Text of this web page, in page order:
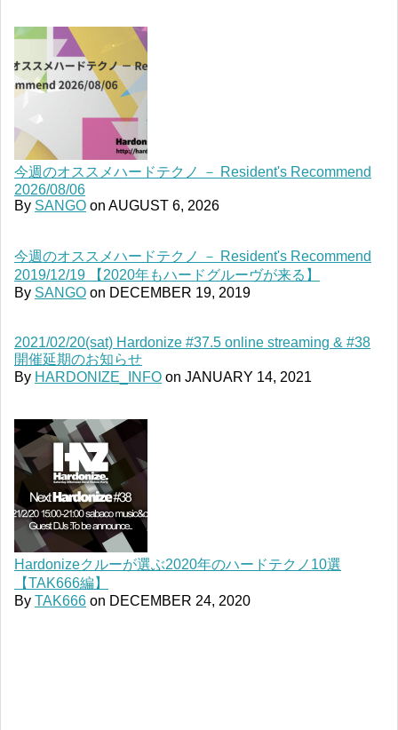
今週のオススメハードテクノ － Resident's Recommend
2026/08/06
By SANGO on AUGUST 6, 2026
今週のオススメハードテクノ － Resident's Recommend
2019/12/19 【2020年もハードグルーヴが来る】
By SANGO on DECEMBER 19, 2019
2021/02/20(sat) Hardonize #37.5 online streaming & #38
開催延期のお知らせ
By HARDONIZE_INFO on JANUARY 14, 2021
Hardonizeクルーが選ぶ2020年のハードテクノ10選
【TAK666編】
By TAK666 on DECEMBER 24, 2020